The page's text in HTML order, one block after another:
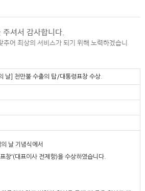
셔서 감사합니다.
추어 최상의 서비스가 되기 위해 노력하겠습니
날] 천만불 수출의 탑/대통령표창 수상.
날 기념식에서
창'(대표이사 전제항)을 수상하였습니다.